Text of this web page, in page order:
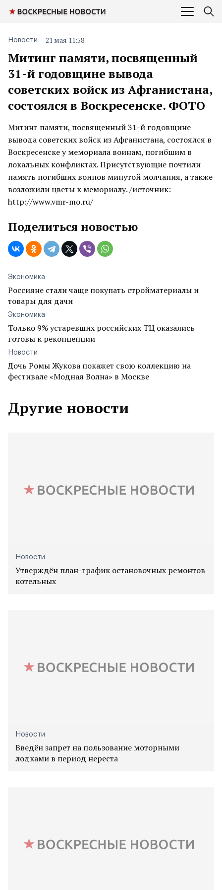
Митинг памяти, посвященный
31-й годовщине вывода
советских войск из Афганистана,
состоялся в Воскресенске. ФОТО
Новости 21 мая 11:58
Митинг памяти, посвященный 31-й годовщине
вывода советских войск из Афганистана, состоялся в
Воскресенске у мемориала воинам, погибшим в
локальных конфликтах. Присутствующие почтили
память погибших воинов минутой молчания, а также
возложили цветы к мемориалу. /источник:
http://www.vmr-mo.ru/
Поделиться новостью
Экономика
Россияне стали чаще покупать стройматериалы и
товары для дачи
Экономика
Только 9% устаревших российских ТЦ оказались
готовы к реконцепции
Новости
Дочь Ромы Жукова покажет свою коллекцию на
фестивале «Модная Волна» в Москве
Другие новости
Новости
Утверждён план-график остановочных ремонтов
котельных
Новости
Введён запрет на пользование моторными
лодками в период нереста